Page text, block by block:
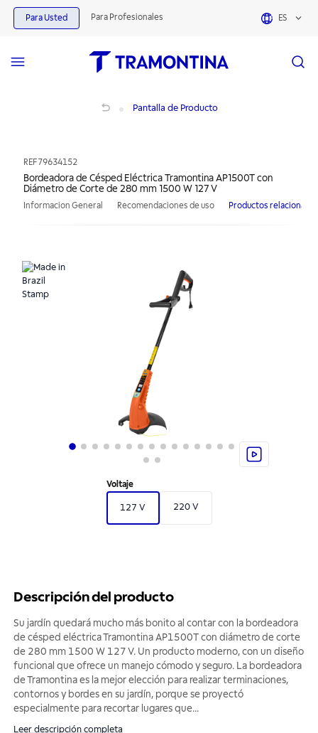
Para Usted Para Profesionales ES
Pantalla de Producto
REF79634152
Bordeadora de Césped Eléctrica Tramontina AP1500T con
Diámetro de Corte de 280 mm 1500 W 127 V
Informacion General Recomendaciones de uso Productos
Voltaje
127 V 220 V
Descripción del producto
Su jardín quedará mucho más bonito al contar con la bordeadora
de césped eléctrica Tramontina AP1500T con diámetro de corte
de 280 mm 1500 W 127 V. Un producto moderno, con un diseño
funcional que ofrece un manejo cómodo y seguro. La bordeadora
de Tramontina es la mejor elección para realizar terminaciones,
contornos y bordes en su jardín, porque se proyectó
especialmente para recortar lugares que...
Leer descripción completa